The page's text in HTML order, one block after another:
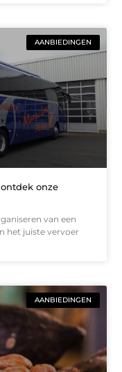
AANBIEDINGEN
onze
van een
het juiste vervoer
AANBIEDINGEN